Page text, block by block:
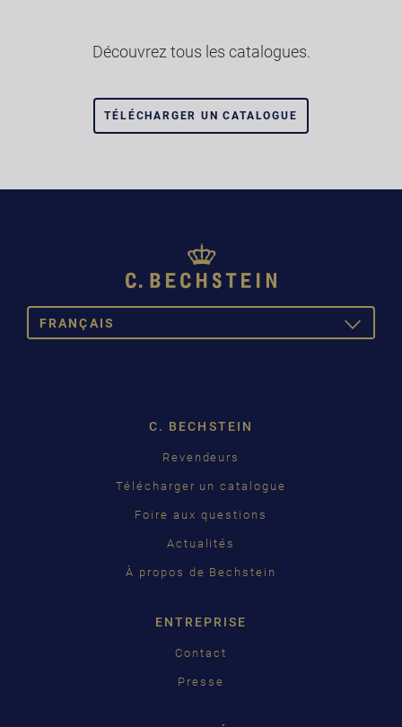
Découvrez tous les catalogues.
TÉLÉCHARGER UN CATALOGUE
FRANÇAIS
TOGGLE
C. BECHSTEIN
Revendeurs
Télécharger un catalogue
Foire aux questions
Actualités
À propos de Bechstein
ENTREPRISE
Contact
Presse